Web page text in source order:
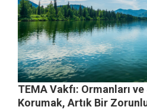
TEMA Vakfı: Ormanları ve
Korumak, Artık Bir